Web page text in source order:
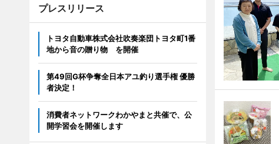
プレスリリース
トヨタ自動車株式会社吹奏楽団トヨタ町1番
地から音の贈り物 を開催
第49回G杯争奪全日本アユ釣り選手権 優勝
者決定！
消費者ネットワークわかやまと共催で、公
開学習会を開催します